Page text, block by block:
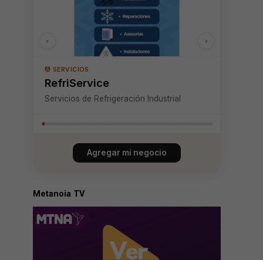
🍽️ GASTRONOMÍA
Hanusia
Chocolateria, cafetería y heladeria
‹ ›
Agregar mi negocio
Metanoia TV